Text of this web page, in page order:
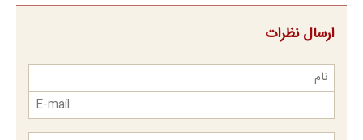
می‌کنی✅پرسشنامه
ارسال نظرات